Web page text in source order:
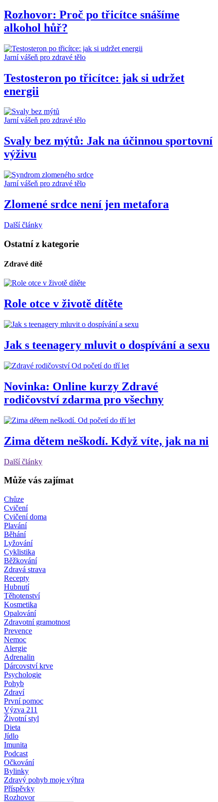
Rozhovor: Proč po třicítce snášíme
alkohol hůř?
Jarní vášeň pro zdravé tělo
Testosteron po třicítce: jak si udržet
energii
Jarní vášeň pro zdravé tělo
Svaly bez mýtů: Jak na účinnou sportovní
výživu
Jarní vášeň pro zdravé tělo
Zlomené srdce není jen metafora
Další články
Ostatní z kategorie
Zdravé dítě
Role otce v životě dítěte
Jak s teenagery mluvit o dospívání a sexu
Od početí do tří let
Novinka: Online kurzy Zdravé
rodičovství zdarma pro všechny
Od početí do tří let
Zima dětem neškodí. Když víte, jak na ni
Další články
Může vás zajímat
Chůze
Cvičení
Cvičení doma
Plavání
Běhání
Lyžování
Cyklistika
Běžkování
Zdravá strava
Recepty
Hubnutí
Těhotenství
Kosmetika
Opalování
Zdravotní gramotnost
Prevence
Nemoc
Alergie
Adrenalin
Dárcovství krve
Psychologie
Pohyb
Zdraví
První pomoc
Výzva 211
Životní styl
Dieta
Jídlo
Imunita
Podcast
Očkování
Bylinky
Zdravý pohyb moje výhra
Příspěvky
Rozhovor